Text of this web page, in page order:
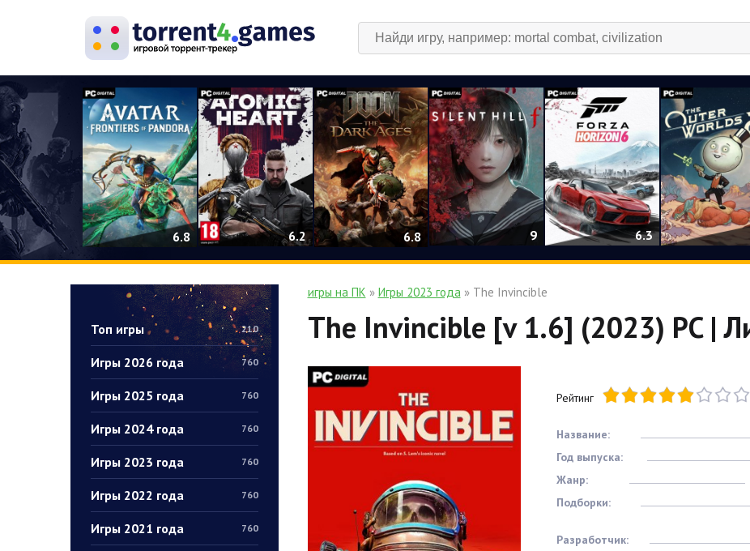
6.8 6.2 6.8 9 6.3
Топ игры 210
Игры 2026 года 760
Игры 2025 года 760
Игры 2024 года 760
Игры 2023 года 760
Игры 2022 года 760
Игры 2021 года 760
игры на ПК » Игры 2023 года» The Invincible
The Invincible [v 1.6] (2023) PC |
Рейтинг
Название:
Год выпуска:
Жанр:
Подборки:
Разработчик: